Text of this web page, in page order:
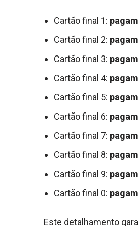
Cartão final 1:
Cartão final 2:
Cartão final 3:
Cartão final 4:
Cartão final 5:
Cartão final 6:
Cartão final 7:
Cartão final 8:
Cartão final 9:
Cartão final 0:
Este detalhamento